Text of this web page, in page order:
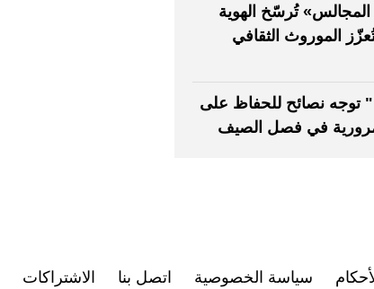
تُرسّخ الهوية
الموروث الثقافي
نصائح للحفاظ على
في فصل الصيف
سياسة الخصوصية اتصل بنا الاشتراكات